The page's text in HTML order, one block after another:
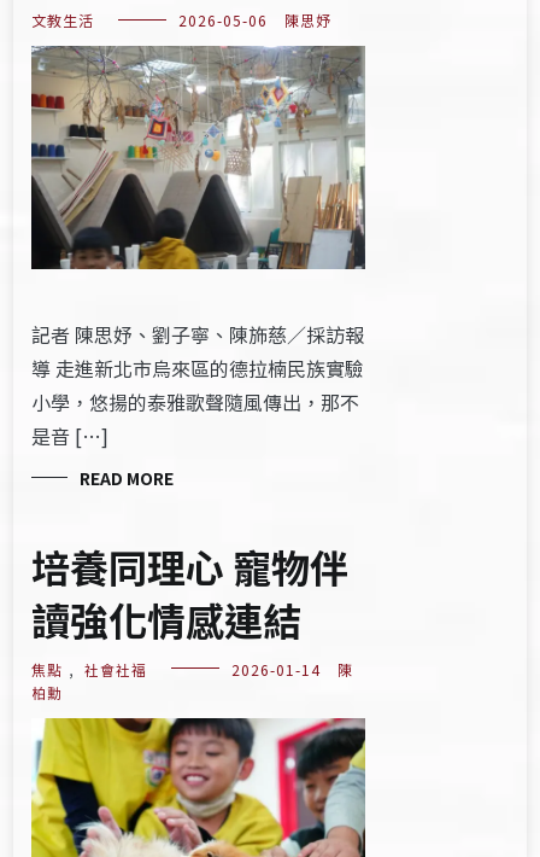
文教生活 2026-05-06 陳思妤
記者 陳思妤、劉子寧、陳斾慈／採訪報
導 走進新北市烏來區的德拉楠民族實驗
小學，悠揚的泰雅歌聲隨風傳出，那不
是音 […]
READ MORE
培養同理心 寵物伴
讀強化情感連結
焦點 , 社會社福 2026-01-14
陳
柏勳